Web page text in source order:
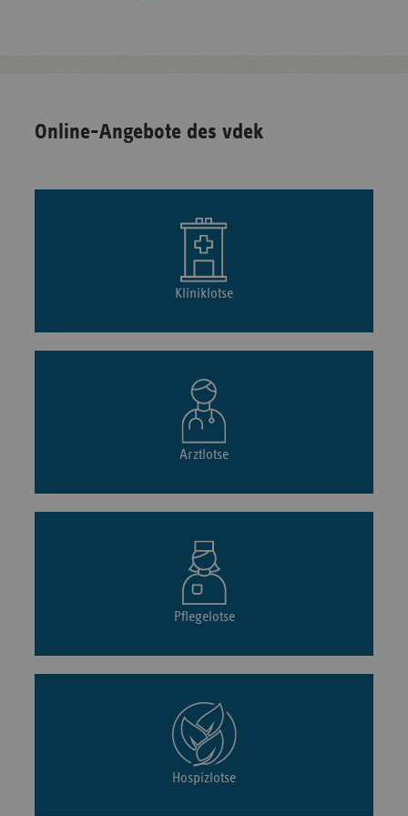
Online-Angebote des vdek
Kliniklotse
Arztlotse
Pflegelotse
Hospizlotse